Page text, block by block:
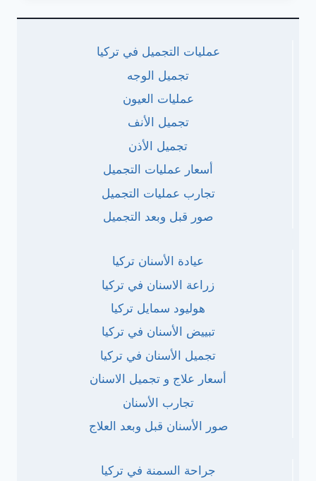
السعودية
عمليات التجميل في تركيا
تجميل الوجه
عمليات العيون
تجميل الأنف
تجميل الأذن
أسعار عمليات التجميل
تجارب عمليات التجميل
صور قبل وبعد التجميل
عيادة الأسنان تركيا
زراعة الاسنان في تركيا
هوليود سمايل تركيا
تبييض الأسنان في تركيا
تجميل الأسنان في تركيا
أسعار علاج و تجميل الاسنان
تجارب الأسنان
صور الأسنان قبل وبعد العلاج
جراحة السمنة في تركيا